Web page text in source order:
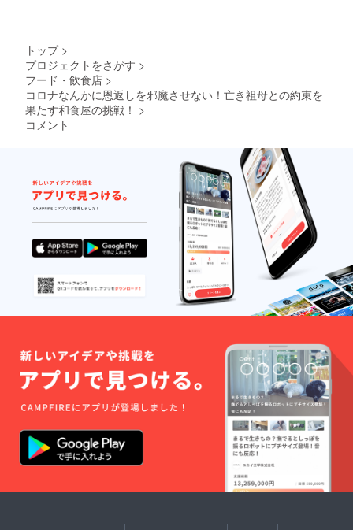
トップ >
プロジェクトをさがす >
フード・飲食店 >
コロナなんかに恩返しを邪魔させない！亡き祖母との約束を
果たす和食屋の挑戦！ >
コメント